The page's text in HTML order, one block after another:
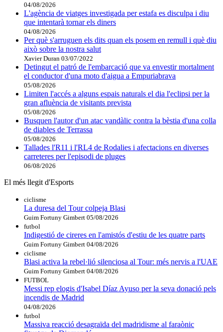
04/08/2026
L'agència de viatges investigada per estafa es disculpa i diu
que intentarà tornar els diners
04/08/2026
Per què s'arruguen els dits quan els posem en remull i què diu
això sobre la nostra salut
Xavier Duran 03/07/2022
Detingut el patró de l'embarcació que va envestir mortalment
el conductor d'una moto d'aigua a Empuriabrava
05/08/2026
Limiten l'accés a alguns espais naturals el dia l'eclipsi per la
gran afluència de visitants prevista
05/08/2026
Busquen l'autor d'un atac vandàlic contra la bèstia d'una colla
de diables de Terrassa
05/08/2026
Tallades l'R11 i l'RL4 de Rodalies i afectacions en diverses
carreteres per l'episodi de pluges
06/08/2026
El més llegit d'Esports
ciclisme
La duresa del Tour colpeja Blasi
Guim Fortuny Gimbert 05/08/2026
futbol
Indigestió de cireres en l'amistós d'estiu de les quatre parts
Guim Fortuny Gimbert 04/08/2026
ciclisme
Blasi activa la rebel·lió silenciosa al Tour: més nervis a l'UAE
Guim Fortuny Gimbert 04/08/2026
FUTBOL
Messi rep elogis d'Isabel Díaz Ayuso per la seva donació pels
incendis de Madrid
04/08/2026
futbol
Massiva reacció desagraïda del madridisme al faraònic